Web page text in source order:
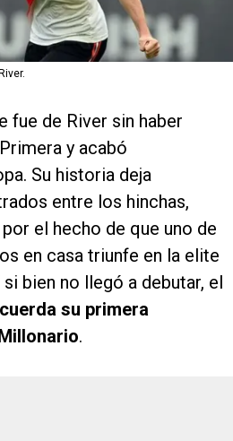
fue de River sin haber
y acabó
Su historia deja
entre los hinchas,
el hecho de que uno de
en casa triunfe en la elite
bien no llegó a debutar, el
su primera
.